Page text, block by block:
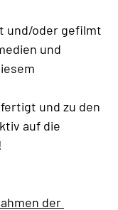
und/oder gefilmt
und
und zu den
auf die
der